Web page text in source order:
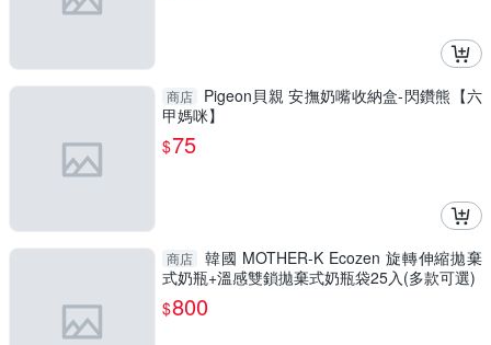
商店
Pigeon貝親 安撫奶嘴收納盒-閃鑽熊【六
甲媽咪】
$75
商店
韓國 MOTHER-K Ecozen 旋轉伸縮拋棄
式奶瓶+溫感雙鎖拋棄式奶瓶袋25入(多款可選)
$800